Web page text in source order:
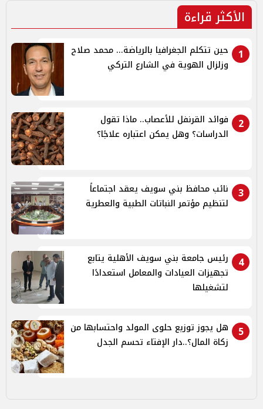
الأكثر قراءة
1
حين تتكلم الجغرافيا بالرياضة... محمد صلاح
وزلزال الهوية في الشارع التركي
2
فوائد القرنفل للأعصاب.. ماذا تقول
الدراسات؟ وهل يمكن اعتباره علاجًا؟
3
نائب محافظ بني سويف يعقد اجتماعاً
لتنظيم مؤتمر النباتات الطبية والعطرية
4
رئيس جامعة بني سويف الأهلية يتابع
تجهيزات العيادات والمعامل استعدادًا
لتشغيلها
5
هل يجوز توزيع حلوى المولد واحتسابها من
زكاة المال؟..دار الإفتاء تحسم الجدل